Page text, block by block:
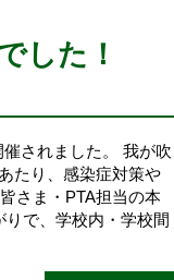
した！
されました。 我が吹
たり、感染症対策や
さま・PTA担当の本
で、学校内・学校間